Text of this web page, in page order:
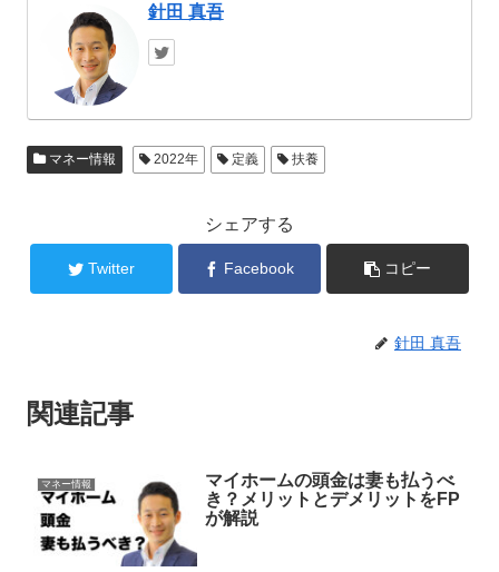
針田 真吾
マネー情報 2022年 定義 扶養
シェアする
Twitter Facebook コピー
針田 真吾
関連記事
マネー情報
マイホームの頭金は妻も払うべ
き？メリットとデメリットをFP
が解説